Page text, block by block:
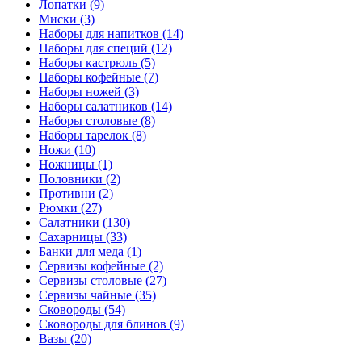
Лопатки (9)
Миски (3)
Наборы для напитков (14)
Наборы для специй (12)
Наборы кастрюль (5)
Наборы кофейные (7)
Наборы ножей (3)
Наборы салатников (14)
Наборы столовые (8)
Наборы тарелок (8)
Ножи (10)
Ножницы (1)
Половники (2)
Противни (2)
Рюмки (27)
Салатники (130)
Сахарницы (33)
Банки для меда (1)
Сервизы кофейные (2)
Сервизы столовые (27)
Сервизы чайные (35)
Сковороды (54)
Сковороды для блинов (9)
Вазы (20)